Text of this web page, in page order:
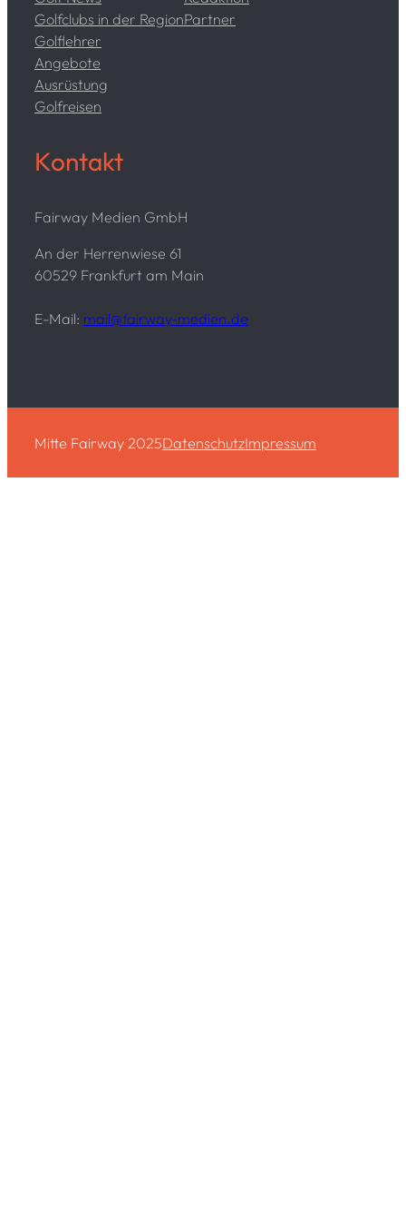
Golfclubs in der Region
Golflehrer
Angebote
Ausrüstung
Golfreisen
Partner
Kontakt
Fairway Medien GmbH
An der Herrenwiese 61
60529 Frankfurt am Main
E-Mail: mail@fairway-medien.de
Mitte Fairway 2025DatenschutzImpressum